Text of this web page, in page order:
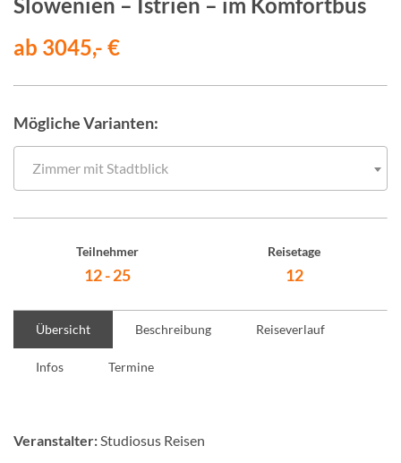
ab 3045,- €
Mögliche Varianten:
Zimmer mit Stadtblick
Teilnehmer
12 - 25
Reisetage
12
Übersicht Beschreibung Reiseverlauf
Infos Termine
Veranstalter:Studiosus Reisen